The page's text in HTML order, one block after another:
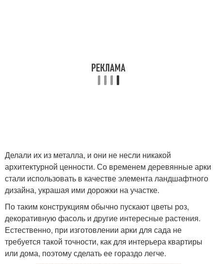
Каркас для
металлический каркас
Каркас для лестницы
Лестницы на
металлическом каркасе
Делали их из металла, и они не несли никакой
архитектурной ценности. Со временем деревянные арки
стали использовать в качестве элемента ландшафтного
дизайна, украшая ими дорожки на участке.
По таким конструкциям обычно пускают цветы роз,
декоративную фасоль и другие интересные растения.
Естественно, при изготовлении арки для сада не
требуется такой точности, как для интерьера квартиры
или дома, поэтому сделать ее гораздо легче.